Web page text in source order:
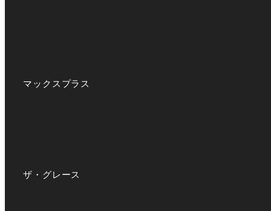
マックスプラス
ザ・グレース